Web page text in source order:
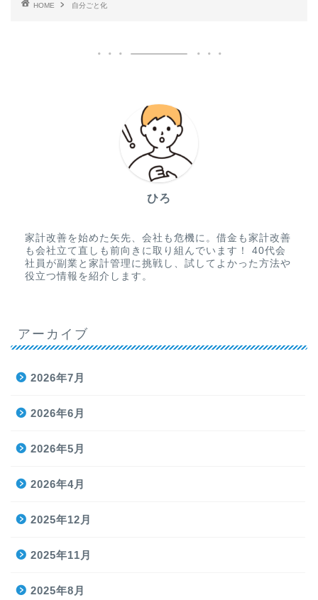
HOME 自分ごと化
ひろ
家計改善を始めた矢先、会社も危機に。借金も家計改善
も会社立て直しも前向きに取り組んでいます！ 40代会
社員が副業と家計管理に挑戦し、試してよかった方法や
役立つ情報を紹介します。
アーカイブ
2026年7月
2026年6月
2026年5月
2026年4月
2025年12月
2025年11月
2025年8月